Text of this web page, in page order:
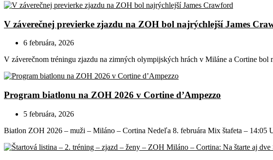
V záverečnej previerke zjazdu na ZOH bol najrýchlejší James
6 februára, 2026
V záverečnom tréningu zjazdu na zimných olympijských hrách v Miláne a Cortine bol
Program biatlonu na ZOH 2026 v Cortine d’Ampezzo
5 februára, 2026
Biatlon ZOH 2026 – muži – Miláno – Cortina Nedeľa 8. februára Mix štafeta – 14:05